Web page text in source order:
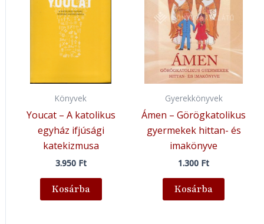
Könyvek
Youcat – A katolikus
egyház ifjúsági
katekizmusa
3.950 Ft
Kosárba
Gyerekkönyvek
Ámen – Görögkatolikus
gyermekek hittan- és
imakönyve
1.300 Ft
Kosárba